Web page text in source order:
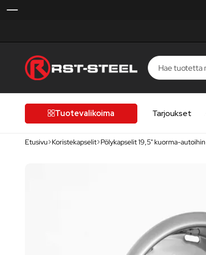
laatutietoiselle
autoilijalleTuotevalikoima Tarjoukset
Etusivu Koristekapselit Pölykapselit 19,5" kuorma-autoihin